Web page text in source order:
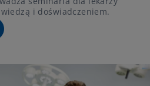
i doświadczeniem.